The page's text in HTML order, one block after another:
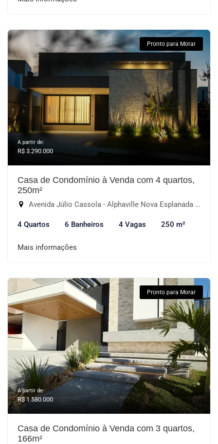
Pronto para Morar
A partir de:
R$ 3.290.000
Casa de Condomínio à Venda com 4 quartos,
250m²
Avenida Júlio Cassola - Alphaville Nova Esplanada III, Votorantim-SP
4 Quartos 6 Banheiros 4 Vagas 250 m²
Mais informações
Pronto para Morar
A partir de:
R$ 1.580.000
Casa de Condomínio à Venda com 3 quartos,
166m²